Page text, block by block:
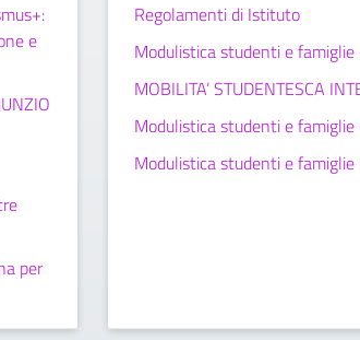
e
per
Regolamenti di Istituto
Modulistica studenti e
MOBILITA’ STUDENTESCA
Modulistica studenti e
Modulistica studenti e